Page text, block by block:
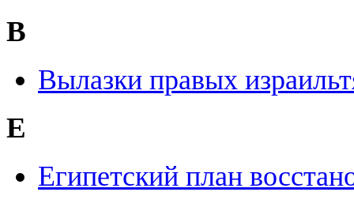
В
Вылазки правых
Е
Египетский план